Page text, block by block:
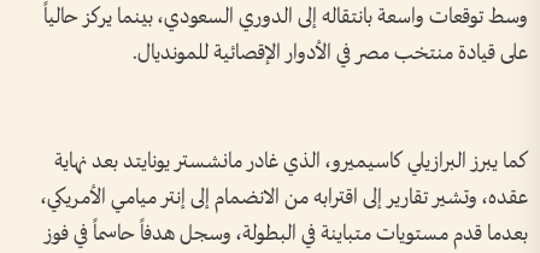
وسط توقعات واسعة بانتقاله إلى الدوري السعودي، بينما يركز حالياً
على قيادة منتخب مصر في الأدوار الإقصائية للمونديال.
كما يبرز البرازيلي كاسيميرو، الذي غادر مانشستر يونايتد بعد نهاية
عقده، وتشير تقارير إلى اقترابه من الانضمام إلى إنتر ميامي الأمريكي،
بعدما قدم مستويات متباينة في البطولة، وسجل هدفاً حاسماً في فوز